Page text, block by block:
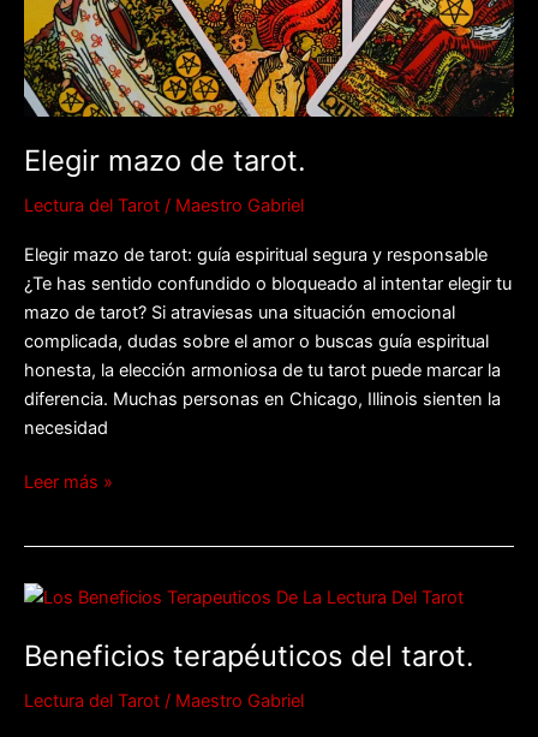
Elegir mazo de tarot.
Lectura del Tarot / Maestro Gabriel
Elegir mazo de tarot: guía espiritual segura y responsable
¿Te has sentido confundido o bloqueado al intentar elegir tu
mazo de tarot? Si atraviesas una situación emocional
complicada, dudas sobre el amor o buscas guía espiritual
honesta, la elección armoniosa de tu tarot puede marcar la
diferencia. Muchas personas en Chicago, Illinois sienten la
necesidad
Leer más »
Beneficios terapéuticos del tarot.
Lectura del Tarot / Maestro Gabriel
Beneficios
del